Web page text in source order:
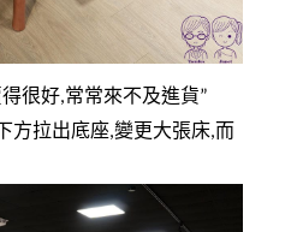
得很好,常常來不及進貨”
方拉出底座,變更大張床,而